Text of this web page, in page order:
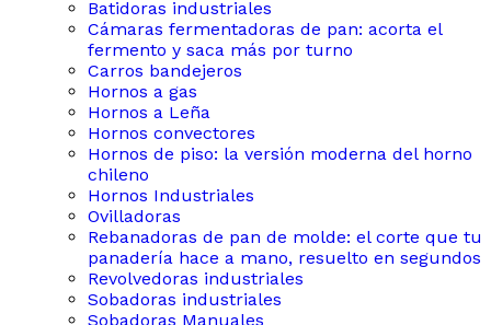
Batidoras industriales
Cámaras fermentadoras de pan: acorta el
fermento y saca más por turno
Carros bandejeros
Hornos a gas
Hornos a Leña
Hornos convectores
Hornos de piso: la versión moderna del horno
chileno
Hornos Industriales
Ovilladoras
Rebanadoras de pan de molde: el corte que tu
panadería hace a mano, resuelto en segundos
Revolvedoras industriales
Sobadoras industriales
Sobadoras Manuales